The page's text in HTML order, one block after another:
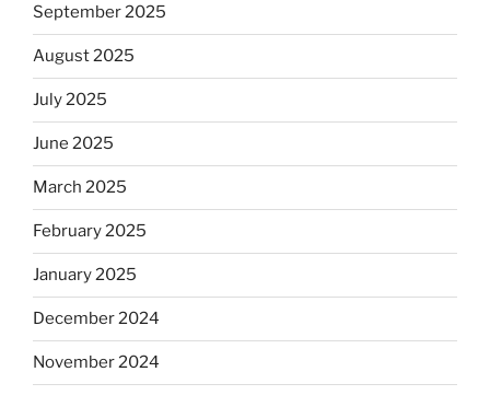
September 2025
August 2025
July 2025
June 2025
March 2025
February 2025
January 2025
December 2024
November 2024